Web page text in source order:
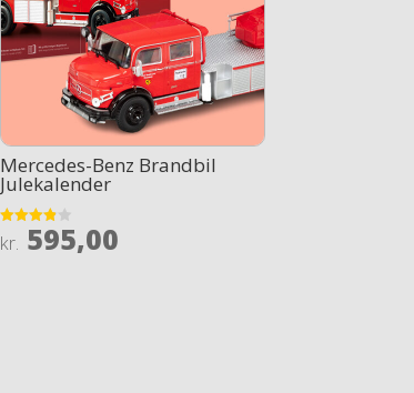
Mercedes-Benz Brandbil
Julekalender
Rated
3.8
kr. 595,00